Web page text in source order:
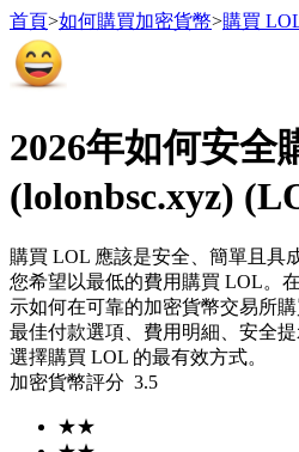
合約
USDT永續
多種以USDT結算的永續合約
首頁>如何購買加密貨幣>購買
2026年如何安全
(lolonbsc.xyz)
購買 LOL 應該是安全、簡單且具
您希望以最低的費用購買 LOL。
示如何在可靠的加密貨幣交易所
最佳付款選項、費用明細、安全
選擇購買 LOL 的最有效方式。
加密貨幣評分 3.5
★★